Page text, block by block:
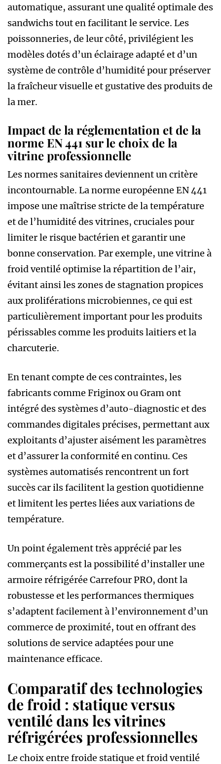
automatique, assurant une qualité optimale des
sandwichs tout en facilitant le service. Les
poissonneries, de leur côté, privilégient les
modèles dotés d’un éclairage adapté et d’un
système de contrôle d’humidité pour préserver
la fraîcheur visuelle et gustative des produits de
la mer.
Impact de la réglementation et de la
norme EN 441 sur le choix de la
vitrine professionnelle
Les normes sanitaires deviennent un critère
incontournable. La norme européenne EN 441
impose une maîtrise stricte de la température
et de l’humidité des vitrines, cruciales pour
limiter le risque bactérien et garantir une
bonne conservation. Par exemple, une vitrine à
froid ventilé optimise la répartition de l’air,
évitant ainsi les zones de stagnation propices
aux proliférations microbiennes, ce qui est
particulièrement important pour les produits
périssables comme les produits laitiers et la
charcuterie.
En tenant compte de ces contraintes, les
fabricants comme Friginox ou Gram ont
intégré des systèmes d’auto-diagnostic et des
commandes digitales précises, permettant aux
exploitants d’ajuster aisément les paramètres
et d’assurer la conformité en continu. Ces
systèmes automatisés rencontrent un fort
succès car ils facilitent la gestion quotidienne
et limitent les pertes liées aux variations de
température.
Un point également très apprécié par les
commerçants est la possibilité d’installer une
armoire réfrigérée Carrefour PRO, dont la
robustesse et les performances thermiques
s’adaptent facilement à l’environnement d’un
commerce de proximité, tout en offrant des
solutions de service adaptées pour une
maintenance efficace.
Comparatif des technologies
de froid : statique versus
ventilé dans les vitrines
réfrigérées professionnelles
Le choix entre froide statique et froid ventilé